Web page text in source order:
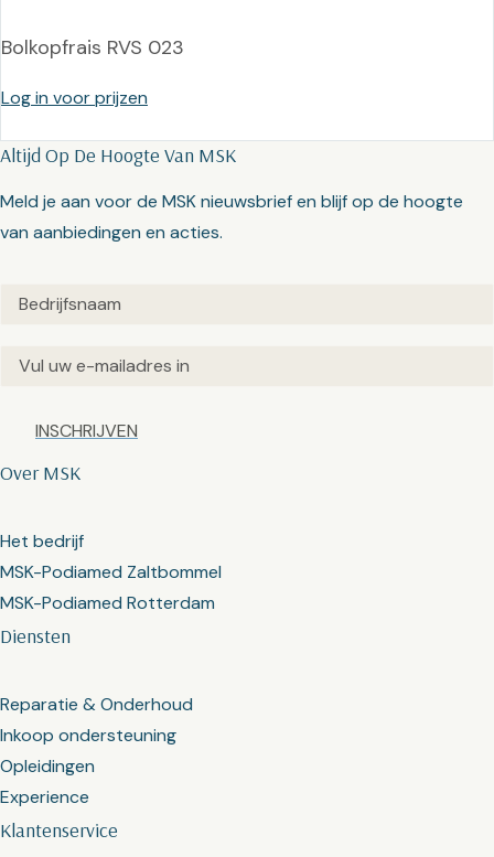
Bolkopfrais RVS 023
Log in voor prijzen
Klantenservice
Diensten
Reparatie & Onderhoud
Inkoop ondersteuning
Opleidingen
Experience
Over MSK
Het bedrijf
MSK-Podiamed Zaltbommel
MSK-Podiamed Rotterdam
Altijd Op De Hoogte Van MSK
Meld je aan voor de MSK nieuwsbrief en blijf op de hoogte
van aanbiedingen en acties.
Untitled(Vereist)
Email(Vereist)
Captcha